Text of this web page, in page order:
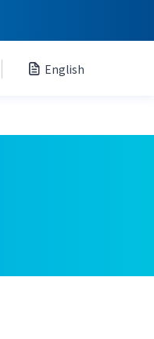
English